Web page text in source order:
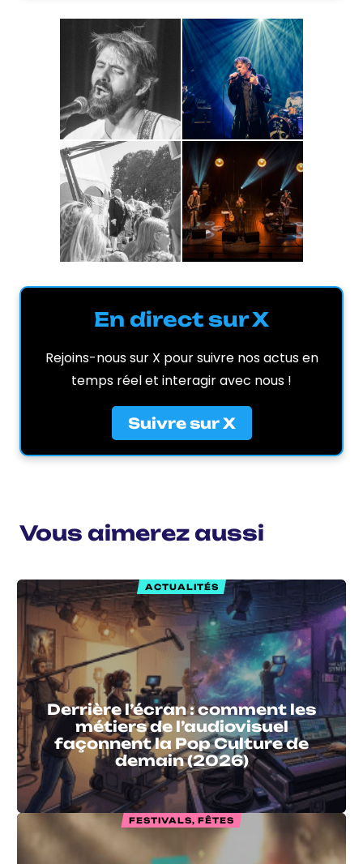
En direct sur X
Rejoins-nous sur X pour suivre nos actus en
temps réel et interagir avec nous !
Suivre sur X
Vous aimerez aussi
ACTUALITÉS
Derrière l’écran : comment les
métiers de l’audiovisuel
façonnent la Pop Culture de
demain (2026)
FESTIVALS, FÊTES